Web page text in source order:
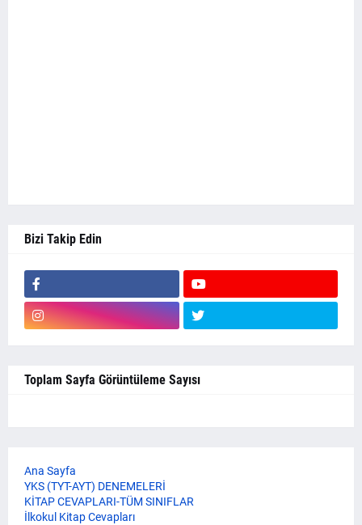
Bizi Takip Edin
Toplam Sayfa Görüntüleme Sayısı
Ana Sayfa
YKS (TYT-AYT) DENEMELERİ
KİTAP CEVAPLARI-TÜM SINIFLAR
İlkokul Kitap Cevapları